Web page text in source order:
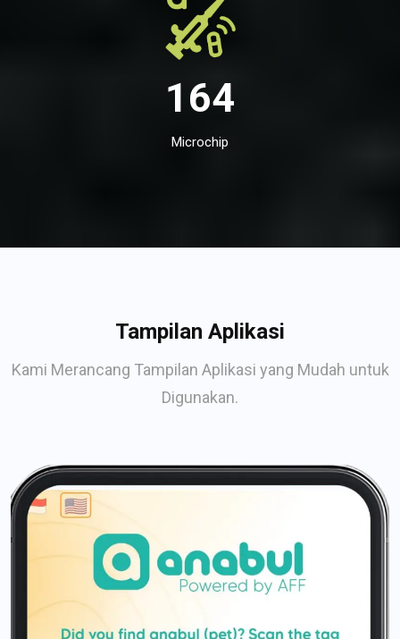
164
Microchip
Tampilan Aplikasi
Kami Merancang Tampilan Aplikasi yang Mudah untuk
Digunakan.